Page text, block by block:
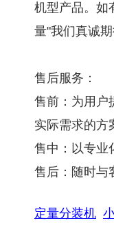
机型产品。如
量"我们真诚
售后服务：
售前：为用户
实际需求的方
售中：以专业
售后：随时与
定量分装机